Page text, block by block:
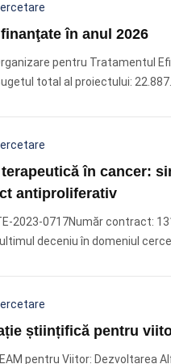
în anul 2026
pentru Tratamentul
total al proiectului:
în cancer:
antiproliferativ
2023-0717Număr contract:
deceniu în domeniul
științifică pentru
pentru Viitor: Dezvoltarea